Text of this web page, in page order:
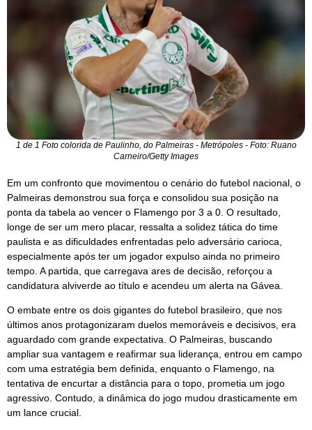
1 de 1 Foto colorida de Paulinho, do Palmeiras - Metrópoles - Foto: Ruano
Carneiro/Getty Images
Em um confronto que movimentou o cenário do futebol nacional, o
Palmeiras demonstrou sua força e consolidou sua posição na
ponta da tabela ao vencer o Flamengo por 3 a 0. O resultado,
longe de ser um mero placar, ressalta a solidez tática do time
paulista e as dificuldades enfrentadas pelo adversário carioca,
especialmente após ter um jogador expulso ainda no primeiro
tempo. A partida, que carregava ares de decisão, reforçou a
candidatura alviverde ao título e acendeu um alerta na Gávea.
O embate entre os dois gigantes do futebol brasileiro, que nos
últimos anos protagonizaram duelos memoráveis e decisivos, era
aguardado com grande expectativa. O Palmeiras, buscando
ampliar sua vantagem e reafirmar sua liderança, entrou em campo
com uma estratégia bem definida, enquanto o Flamengo, na
tentativa de encurtar a distância para o topo, prometia um jogo
agressivo. Contudo, a dinâmica do jogo mudou drasticamente em
um lance crucial.